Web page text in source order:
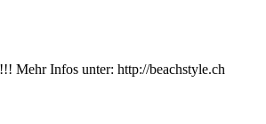
Mehr Infos unter: http://beachstyle.ch